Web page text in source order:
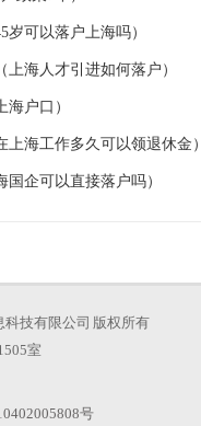
可以落户上海吗）
海人才引进如何落户）
户口）
海工作多久可以领退休金）
企可以直接落户吗）
技有限公司 版权所有
室
号